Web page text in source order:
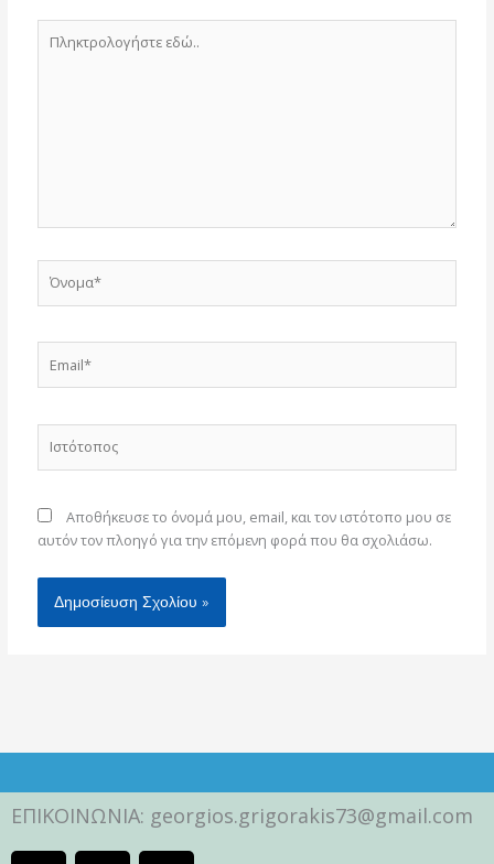
εδώ..
Αποθήκευσε το όνομά μου, email, και τον ιστότοπο μου σε
αυτόν τον πλοηγό για την επόμενη φορά που θα σχολιάσω.
ΕΠΙΚΟΙΝΩΝΙΑ: georgios.grigorakis73@gmail.com